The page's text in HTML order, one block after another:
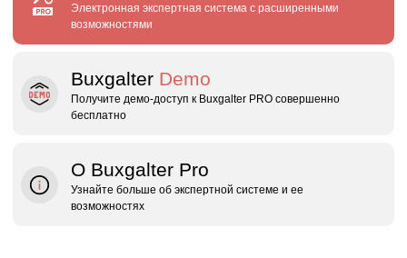
Электронная экспертная система с расширенными
возможностями
Buxgalter Demo
Получите демо‑доступ к Buxgalter PRO совершенно
бесплатно
О Buxgalter Pro
Узнайте больше об экспертной системе и ее
возможностях